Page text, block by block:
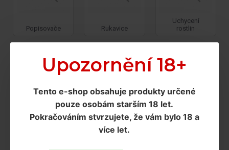
Upozornění 18+
Tento e-shop obsahuje produkty určené
pouze osobám starším 18 let.
Pokračováním stvrzujete, že vám bylo 18 a
více let.
Popisovače Rukavice
Uchycení
rostlin
Závěsné
systémy